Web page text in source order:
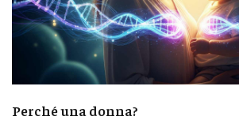
Perché una donna?